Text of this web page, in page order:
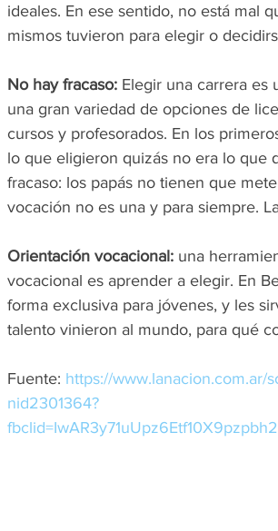
ideales. En ese sentido, no está mal
mismos tuvieron para elegir o
No hay fracaso: Elegir una carrera es
una gran variedad de opciones de
cursos y profesorados. En los
lo que eligieron quizás no era lo que
fracaso: los papás no tienen que
vocación no es una y para siempre.
Orientación vocacional: una
vocacional es aprender a elegir. En
forma exclusiva para jóvenes, y les
talento vinieron al mundo, para qué
Fuente: https://www.lanacion.com.ar/
nid2301364?